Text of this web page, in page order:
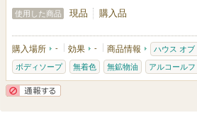
メ
バ
ー
使用した商品 現品 購入品
購入場所 - 効果 - 商品情報 ハウス オブ
ボディソープ 無着色 無鉱物油 アルコールフ